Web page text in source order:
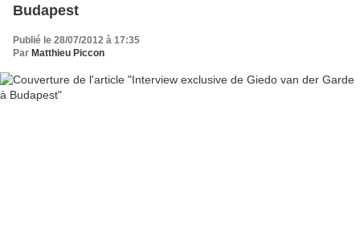
Budapest
Publié le 28/07/2012 à 17:35
Par Matthieu Piccon